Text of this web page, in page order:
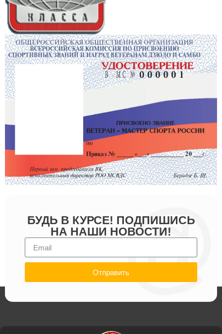
БУДЬ В КУРСЕ! ПОДПИШИСЬ
НА НАШИ НОВОСТИ!
Отправить